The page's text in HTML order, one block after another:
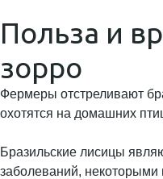
Польза и
зорро
Фермеры отстреливают
охотятся на домашних
Бразильские лисицы
заболеваний, некоторыми